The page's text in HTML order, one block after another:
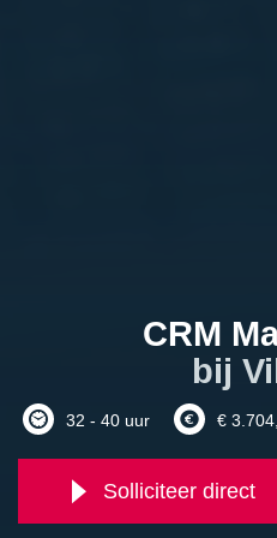
CRM
bij
32 - 40 uur €
Solliciteer direct